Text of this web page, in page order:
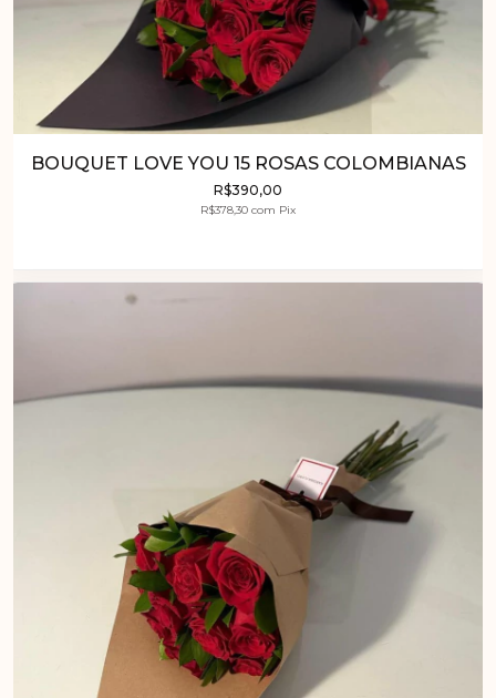
BOUQUET LOVE YOU 15 ROSAS COLOMBIANAS
R$390,00
R$378,30 com Pix